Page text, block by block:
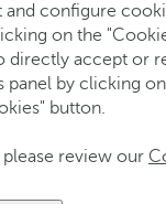
and configure
on the
directly accept or
panel by clicking
button.
review our